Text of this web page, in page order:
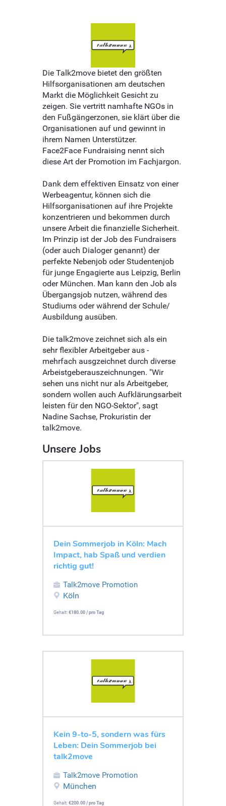
Die Talk2move bietet den größten
Hilfsorganisationen am deutschen
Markt die Möglichkeit Gesicht zu
zeigen. Sie vertritt namhafte NGOs in
den Fußgängerzonen, sie klärt über die
Organisationen auf und gewinnt in
ihrem Namen Unterstützer.
Face2Face Fundraising nennt sich
diese Art der Promotion im Fachjargon.
Dank dem effektiven Einsatz von einer
Werbeagentur, können sich die
Hilfsorganisationen auf ihre Projekte
konzentrieren und bekommen durch
unsere Arbeit die finanzielle Sicherheit.
Im Prinzip ist der Job des Fundraisers
(oder auch Dialoger genannt) der
perfekte Nebenjob oder Studentenjob
für junge Engagierte aus Leipzig, Berlin
oder München. Man kann den Job als
Übergangsjob nutzen, während des
Studiums oder während der Schule/
Ausbildung ausüben.
Die talk2move zeichnet sich als ein
sehr flexibler Arbeitgeber aus -
mehrfach ausgzeichnet durch diverse
Arbeistgeberauszeichnungen. "Wir
sehen uns nicht nur als Arbeitgeber,
sondern wollen auch Aufklärungsarbeit
leisten für den NGO-Sektor", sagt
Nadine Sachse, Prokuristin der
talk2move.
Unsere Jobs
Dein Sommerjob in Köln: Mach
Impact, hab Spaß und verdien
richtig gut!
Talk2move Promotion
Köln
Gehalt: €180.00 / pro Tag
Kein 9-to-5, sondern was fürs
Leben: Dein Sommerjob bei
talk2move
Talk2move Promotion
München
Gehalt: €200.00 / pro Tag